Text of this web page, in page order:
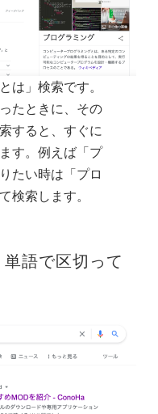
は」検索です。
たときに、その
すると、すぐに
す。例えば「プ
たい時は「プロ
検索します。
語で区切って